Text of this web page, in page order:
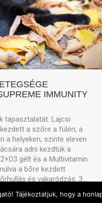
IMMUNITY
tapasztalatát. Lajcsi
a szőre a fülén, a
a helyeken, szinte eleven
adni kezdtük a
gélt és a Multivitamin
a bőre kezdett
és vakaródzás. 3…
Tájékoztatjuk, hogy a